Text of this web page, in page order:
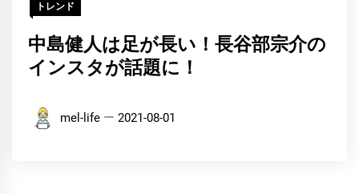
トレンド
中島健人は足が長い！長谷部宗介の
インスタが話題に！
mel-life 2021-08-01